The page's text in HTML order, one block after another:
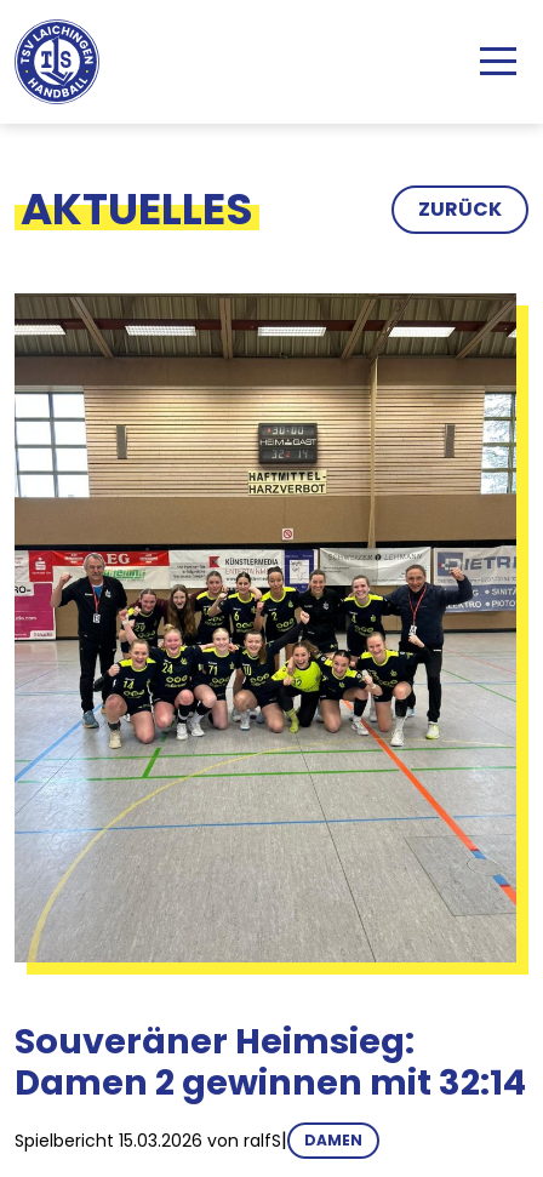
Direkt zum Inhalt
AKTUELLES ZURÜCK
Souveräner Heimsieg:
Damen 2 gewinnen mit 32:14
Spielbericht 15.03.2026 von ralfS| DAMEN